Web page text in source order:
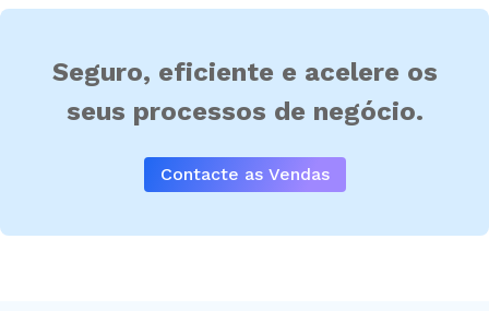
Seguro, eficiente e acelere os
seus processos de negócio.
Contacte as Vendas